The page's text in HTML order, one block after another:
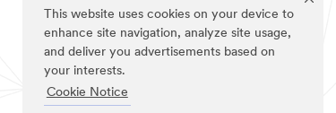
This website uses cookies on your device to
enhance site navigation, analyze site usage,
and deliver you advertisements based on
your interests.
Cookie Notice